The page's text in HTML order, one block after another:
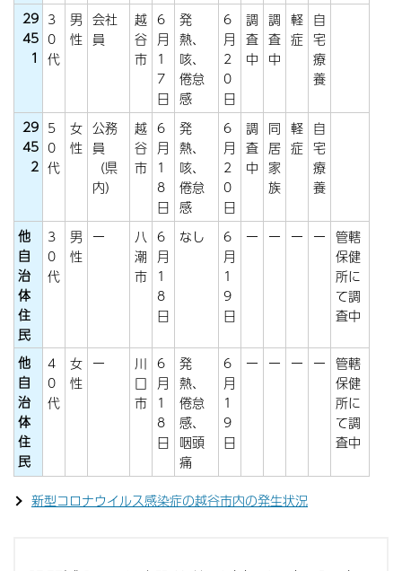
29
45
1
3
0
代
男
性
会社
員
越
谷
市
6
月
1
7
日
発
熱、
咳、
倦怠
感
6
月
2
0
日
調
査
中
調
査
中
軽
症
自
宅
療
養
29
45
2
5
0
代
女
性
公務
員
（県
内）
越
谷
市
6
月
1
8
日
発
熱、
咳、
倦怠
感
6
月
2
0
日
調
査
中
同
居
家
族
軽
症
自
宅
療
養
他
自
治
体
住
民
3
0
代
男
性
ー
八
潮
市
6
月
1
8
日
なし
6
月
1
9
日
ー ー ー ー 管轄
保健
所に
て調
査中
他
自
治
体
住
民
4
0
代
女
性
ー
川
口
市
6
月
1
8
日
発
熱、
倦怠
感、
咽頭
痛
6
月
1
9
日
ー ー ー ー 管轄
保健
所に
て調
査中
新型コロナウイルス感染症の越谷市内の発生状況